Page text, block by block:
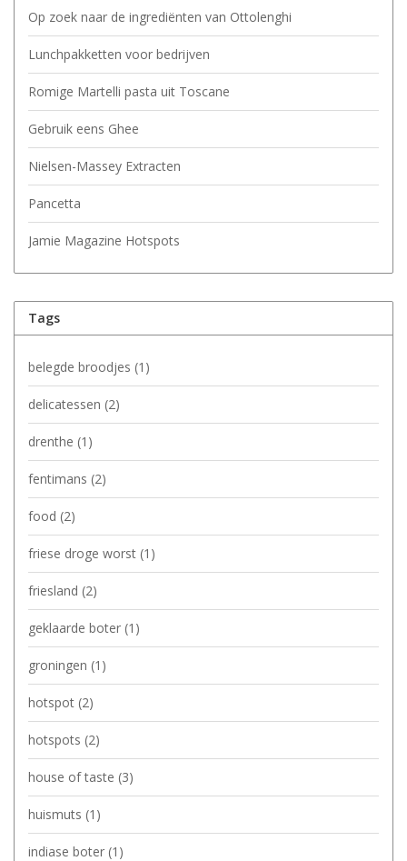
Op zoek naar de ingrediënten van Ottolenghi
Lunchpakketten voor bedrijven
Romige Martelli pasta uit Toscane
Gebruik eens Ghee
Nielsen-Massey Extracten
Pancetta
Jamie Magazine Hotspots
Tags
belegde broodjes (1)
delicatessen (2)
drenthe (1)
fentimans (2)
food (2)
friese droge worst (1)
friesland (2)
geklaarde boter (1)
groningen (1)
hotspot (2)
hotspots (2)
house of taste (3)
huismuts (1)
indiase boter (1)